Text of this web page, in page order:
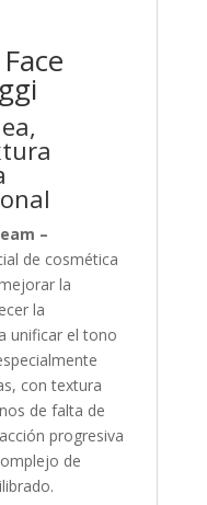
–
de cosmética
la
la
unificar el tono
con textura
de falta de
progresiva
de